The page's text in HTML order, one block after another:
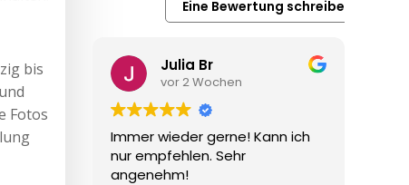
bis
Fotos
Eine Bewertung schreiben
Julia Br
vor 2 Wochen
Immer wieder gerne! Kann ich
nur empfehlen. Sehr
angenehm!